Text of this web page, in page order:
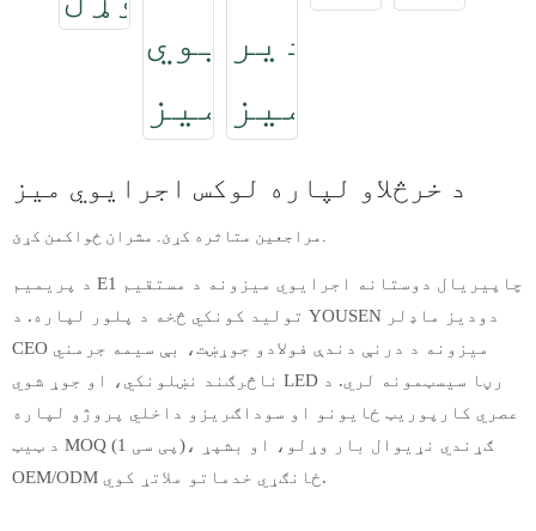
د خرڅلاو لپاره لوکس اجرایوي میز
مراجعین متاثره کړئ. مشران ځواکمن کړئ.
د پریمیم E1 چاپیریال دوستانه اجرایوي میزونه د مستقیم
تولید کونکي څخه د پلور لپاره. د YOUSEN دودیز ماډلر
CEO میزونه د درنې دندې فولادو جوړښت، بې سیمه جرمني
ناڅرګند نښلونکي، او جوړ شوي LED رڼا سیسټمونه لري. د
عصري کارپوریټ ځایونو او سوداګریزو داخلي پروژو لپاره
د ټیټ MOQ (1 پی سی)، ګړندي نړیوال بار وړلو، او بشپړ
OEM/ODM ځانګړي خدماتو ملاتړ کوي.